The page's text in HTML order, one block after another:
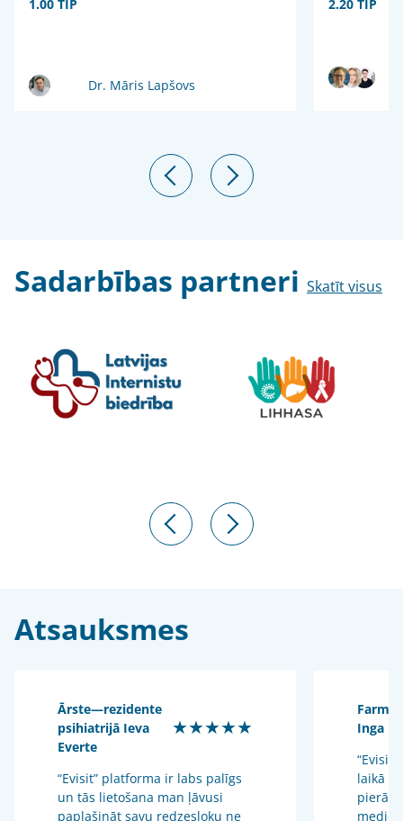
1.00 TIP
Dr. Māris Lapšovs
2.20 TIP
Sadarbības partneri Skatīt visus
Atsauksmes
Ārste—rezidente
psihiatrijā Ieva
Everte
★★★★★
“Evisit” platforma ir labs palīgs
un tās lietošana man ļāvusi
paplašināt savu redzesloku ne
Inga
laikā